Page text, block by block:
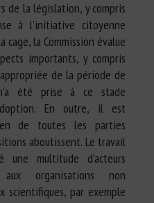
de la législation, y compris
à l’initiative citoyenne
cage, la Commission évalue
importants, y compris
de la période de
été prise à ce stade
En outre, il est
de toutes les parties
aboutissent. Le travail
multitude d’acteurs
organisations non
scientifiques, par exemple